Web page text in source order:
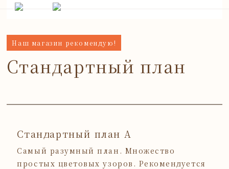
Наш магазин рекомендую!
Стандартный план
Стандартный план А
Самый разумный план. Множество
простых цветовых узоров. Рекомендуется